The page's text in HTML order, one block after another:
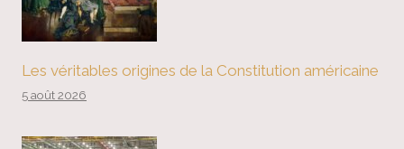
Les véritables origines de la Constitution américaine
5 août 2026